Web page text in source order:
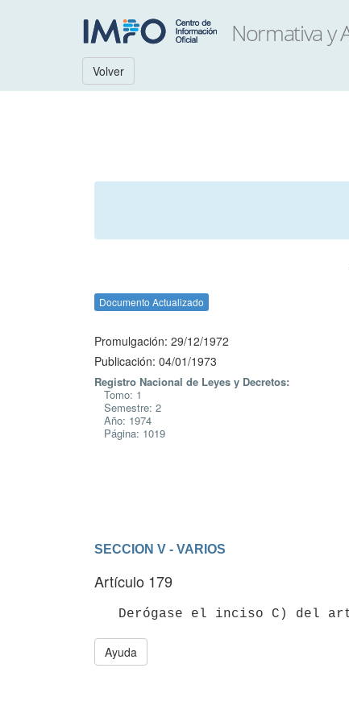
Volver
Documento Actualizado
Promulgación: 29/12/1972
Publicación: 04/01/1973
Registro Nacional de Leyes y Decretos:
Tomo: 1
Semestre: 2
Año: 1974
Página: 1019
SECCION V - VARIOS
Artículo 179
Ayuda